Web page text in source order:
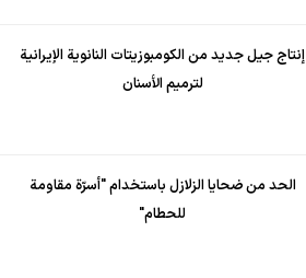
إنتاج جيل جديد من الكومبوزيتات النانوية الإيرانية
لترميم الأسنان
الحد من ضحايا الزلازل باستخدام "أسرّة مقاومة
للحطام"